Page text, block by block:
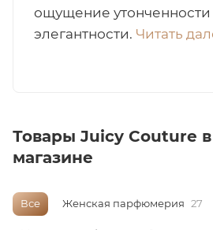
Арабская
сертификат
ощущение утонченности
элегантности. Читать
Товары Juicy Couture
магазине
Все Женская парфюмерия 27